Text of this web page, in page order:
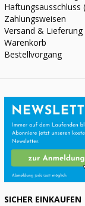
Haftungsausschluss
Zahlungsweisen
Versand & Lieferung
Warenkorb
Bestellvorgang
SICHER EINKAUFEN